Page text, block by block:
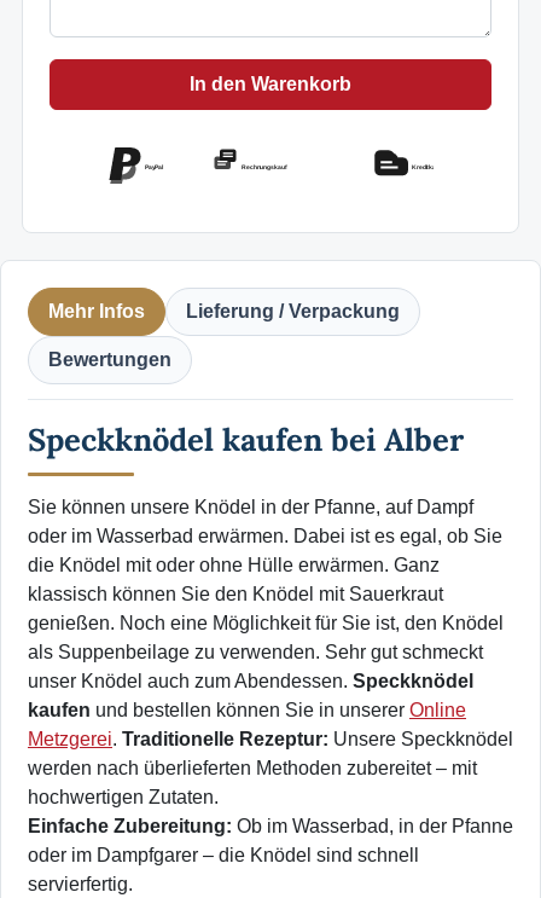
In den Warenkorb
PayPal Rechnungskauf Kreditkarte
Mehr Infos Lieferung / Verpackung
Bewertungen
Speckknödel kaufen bei Alber
Sie können unsere Knödel in der Pfanne, auf Dampf
oder im Wasserbad erwärmen. Dabei ist es egal, ob Sie
die Knödel mit oder ohne Hülle erwärmen. Ganz
klassisch können Sie den Knödel mit Sauerkraut
genießen. Noch eine Möglichkeit für Sie ist, den Knödel
als Suppenbeilage zu verwenden. Sehr gut schmeckt
unser Knödel auch zum Abendessen. Speckknödel
kaufen und bestellen können Sie in unserer Online
Metzgerei. Traditionelle Rezeptur: Unsere Speckknödel
werden nach überlieferten Methoden zubereitet – mit
hochwertigen Zutaten.
Einfache Zubereitung: Ob im Wasserbad, in der Pfanne
oder im Dampfgarer – die Knödel sind schnell
servierfertig.